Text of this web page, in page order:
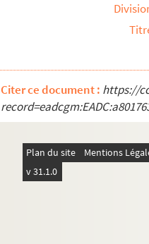
Citer ce document : https://
Plan du site Mentions
v 31.1.0